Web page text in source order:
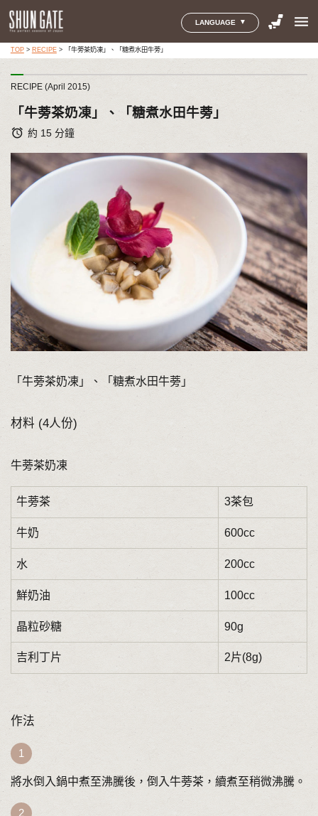
LANGUAGE menu
TOP> RECIPE> 「牛蒡茶奶凍」、「糖煮水田牛蒡」
RECIPE (April 2015)
「牛蒡茶奶凍」、「糖煮水田牛蒡」
alarm 約 15 分鐘
「牛蒡茶奶凍」、「糖煮水田牛蒡」
材料 (4人份)
牛蒡茶奶凍
牛蒡茶 3茶包
牛奶 600cc
水 200cc
鮮奶油 100cc
晶粒砂糖 90g
吉利丁片 2片(8g)
作法
將水倒入鍋中煮至沸騰後，倒入牛蒡茶，續煮至稍微沸騰。